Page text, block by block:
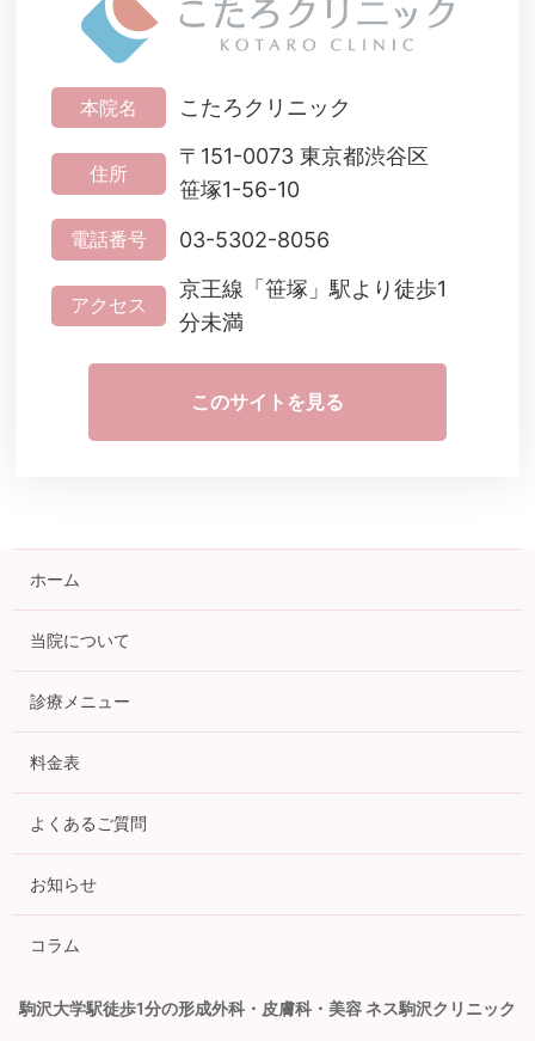
本院名 こたろクリニック
住所
〒151-0073 東京都渋谷区
笹塚1-56-10
電話番号 03-5302-8056
アクセス
京王線「笹塚」駅より徒歩1
分未満
このサイトを見る
ホーム
当院について
診療メニュー
料金表
よくあるご質問
お知らせ
コラム
駒沢大学駅徒歩1分の形成外科・皮膚科・美容 ネス駒沢クリニック